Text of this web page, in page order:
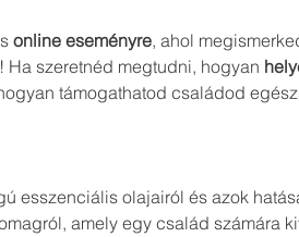
online eseményre, ahol
szeretnéd megtudni, hogyan
támogathatod családod
esszenciális olajairól és azok
amely egy család számára